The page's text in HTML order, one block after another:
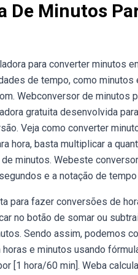
De Minutos
para converter minutos
de tempo, como
Webconversor de minutos
gratuita desenvolvida
Veja como converter
hora, basta multiplicar a
minutos. Webeste
e a notação de
para fazer conversões de
no botão de somar ou
Sendo assim, podemos
e minutos usando
[1 hora/60 min]. Weba